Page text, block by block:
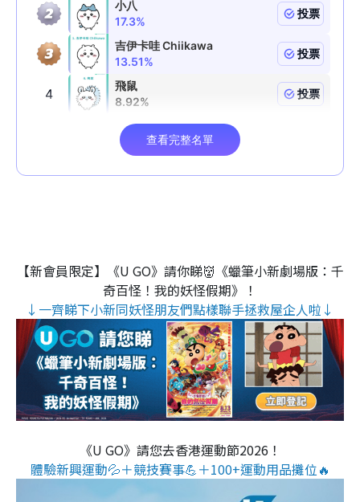
【新會員限定】《U GO》請你睇👹《蠟筆小新劇場版：千
奇百怪！我的妖怪假期》！
↓一齊睇下小新同妖怪朋友們點樣聯手拯救屋企人啦↓
《U GO》請您去香港運動節2026！
體驗新興運動💦＋競技賽事💪＋100+運動用品攤位🔥